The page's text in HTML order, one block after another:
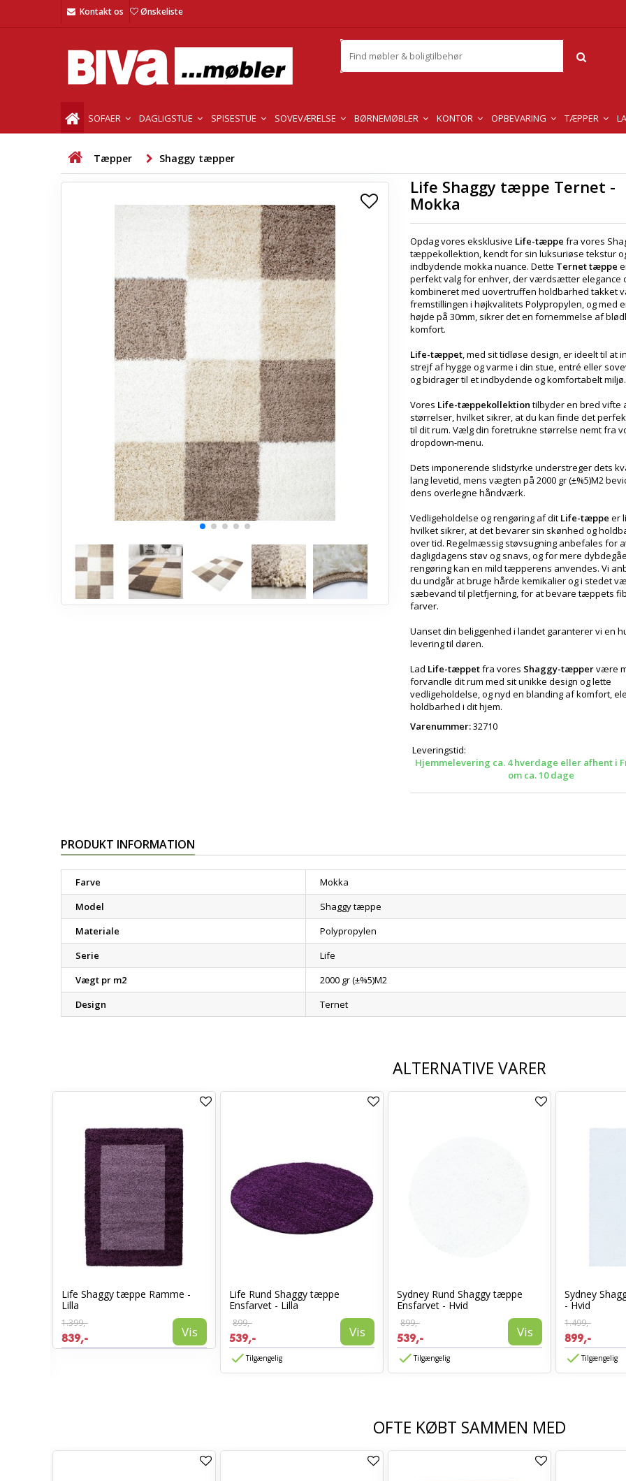
Kontakt os Ønskeliste
SOFAER DAGLIGSTUE SPISESTUE SOVEVÆRELSE BØRNEMØBLER KONTOR OPBEVARING TÆPPER
Tæpper Shaggy tæpper
Life Shaggy tæppe Ternet -
Mokka
Opdag vores eksklusive Life-tæppe fra vores
tæppekollektion, kendt for sin luksuriøse tekstur
indbydende mokka nuance. Dette Ternet tæppe
perfekt valg for enhver, der værdsætter elegance
kombineret med uovertruffen holdbarhed takket
fremstillingen i højkvalitets Polypropylen, og med
højde på 30mm, sikrer det en fornemmelse af
komfort.
Life-tæppet, med sit tidløse design, er ideelt til at
strejf af hygge og varme i din stue, entré eller
og bidrager til et indbydende og komfortabelt miljø.
Vores Life-tæppekollektion tilbyder en bred vifte
størrelser, hvilket sikrer, at du kan finde det
til dit rum. Vælg din foretrukne størrelse nemt fra
dropdown-menu.
Dets imponerende slidstyrke understreger dets
lang levetid, mens vægten på 2000 gr (±%5)M2
dens overlegne håndværk.
Vedligeholdelse og rengøring af dit Life-tæppe er
hvilket sikrer, at det bevarer sin skønhed og
over tid. Regelmæssig støvsugning anbefales for
dagligdagens støv og snavs, og for mere
rengøring kan en mild tæpperens anvendes. Vi
du undgår at bruge hårde kemikalier og i stedet
sæbevand til pletfjerning, for at bevare tæppets
farver.
Uanset din beliggenhed i landet garanterer vi en
levering til døren.
Lad Life-tæppetfra vores Shaggy-tæppervære
forvandle dit rum med sit unikke design og lette
vedligeholdelse, og nyd en blanding af komfort,
holdbarhed i dit hjem.
Varenummer:32710
Leveringstid:
Hjemmelevering ca. 4 hverdage eller afhent i
om ca. 10 dage
PRODUKT INFORMATION
Farve
Mokka
Model
Shaggy tæppe
Materiale
Polypropylen
Serie
Life
Vægt pr m2
2000 gr (±%5)M2
Design
Ternet
ALTERNATIVE VARER
Life Shaggy tæppe Ramme -
Lilla
1.399,-
839,- Vis
Life Rund Shaggy tæppe
Ensfarvet - Lilla
899,-
539,- Vis
Tilgængelig
Sydney Rund Shaggy tæppe
Ensfarvet - Hvid
899,-
539,- Vis
Tilgængelig
Sydney
- Hvid
1.499,-
899,-
Tilgængelig
OFTE KØBT SAMMEN MED